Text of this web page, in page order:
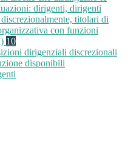
dirigenti, dirigenti
titolari di
con funzioni
10
dirigenziali discrezionali
disponibili